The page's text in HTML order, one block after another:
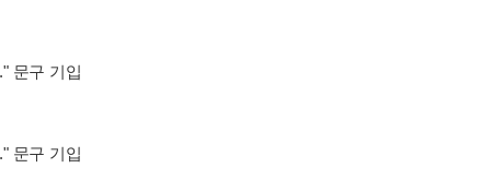
문구 기입
문구 기입